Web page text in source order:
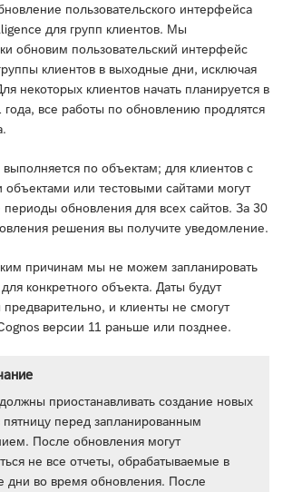
пользовательского интерфейса
для групп клиентов. Мы
обновим пользовательский интерфейс
клиентов в выходные дни, исключая
некоторых клиентов начать планируется в
года, все работы по обновлению продлятся
по объектам; для клиентов с
объектами или тестовыми сайтами могут
обновления для всех сайтов. За 30
решения вы получите уведомление.
причинам мы не можем запланировать
конкретного объекта. Даты будут
и клиенты не смогут
версии 11 раньше или позднее.
приостанавливать создание новых
пятницу перед запланированным
После обновления могут
не все отчеты, обрабатываемые в
дни во время обновления. После